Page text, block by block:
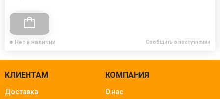
Нет в наличии Сообщить о поступлении
КЛИЕНТАМ
Доставка
КОМПАНИЯ
О нас